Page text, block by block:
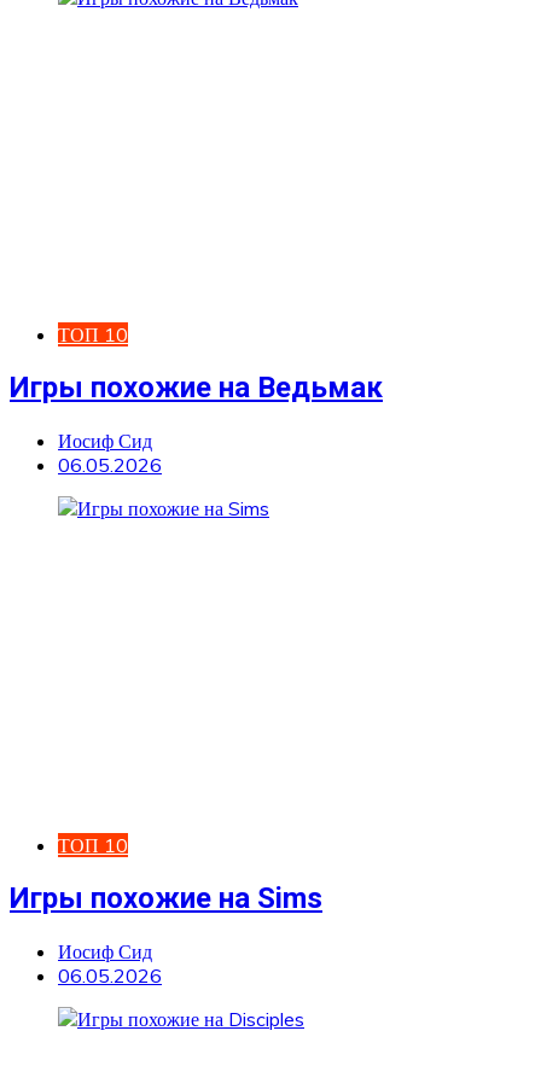
ТОП 10
Игры похожие на Ведьмак
Иосиф Сид
06.05.2026
ТОП 10
Игры похожие на Sims
Иосиф Сид
06.05.2026